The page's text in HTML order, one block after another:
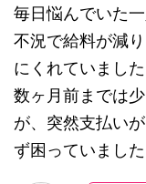
毎日悩んでいた一
不況で給料が減
にくれていました
数ヶ月前までは
が、突然支払い
ず困っていました